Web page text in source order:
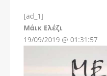
[ad_1]
Μάικ Ελέζι
19/09/2019 @ 01:31:57